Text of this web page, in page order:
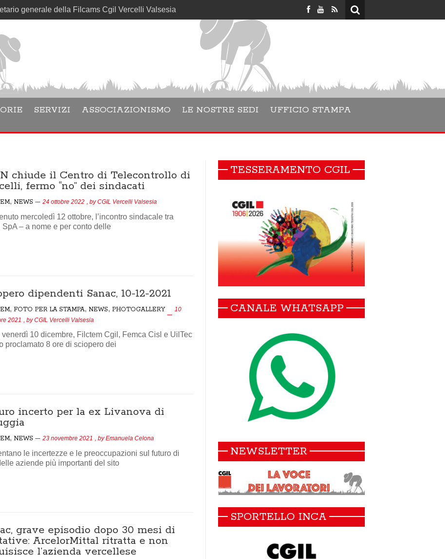
della Filcams Cgil Vercelli Valsesia
SERVIZI ASSOCIAZIONISMO LE NOSTRE SEDI
UFFICIO STAMPA
chiude il Centro di Telecontrollo di
fermo “no” dei sindacati
, NEWS 24 ottobre 2022 , byCGIL Vercelli Valsesia
mercoledì 12 ottobre, l’incontro sindacale tra
SpA – a nome e per conto delle
dipendenti Sanac, 10-12-2021
, FOTO PER LA STAMPA, NEWS, PHOTOGALLERY
10
2021 , byCGIL Vercelli Valsesia
venerdì 10 dicembre, Filctem Cgil, Femca Cisl e UilTec
proclamato 8 ore di sciopero dei
incerto per la ex Livanova di
, NEWS 23 novembre 2021 , byEmanuela Celona
le incertezze e le preoccupazioni sul futuro di
aziende più importanti del sito
grave episodio dopo 30 mesi di
ArcelorMittal ritratta e non
l’azienda vercellese
TESSERAMENTO CGIL
CANALE WHATSAPP
NEWSLETTER
SPORTELLO INCA